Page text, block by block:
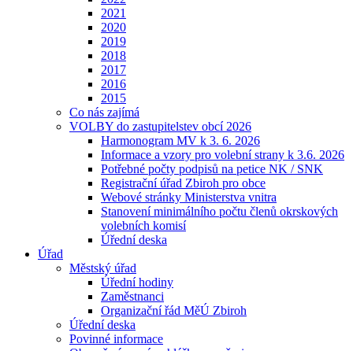
2021
2020
2019
2018
2017
2016
2015
Co nás zajímá
VOLBY do zastupitelstev obcí 2026
Harmonogram MV k 3. 6. 2026
Informace a vzory pro volební strany k 3.6. 2026
Potřebné počty podpisů na petice NK / SNK
Registrační úřad Zbiroh pro obce
Webové stránky Ministerstva vnitra
Stanovení minimálního počtu členů okrskových
volebních komisí
Úřední deska
Úřad
Městský úřad
Úřední hodiny
Zaměstnanci
Organizační řád MěÚ Zbiroh
Úřední deska
Povinné informace